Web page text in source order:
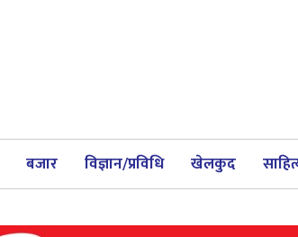
बजार विज्ञान/प्रविधि खेलकुद